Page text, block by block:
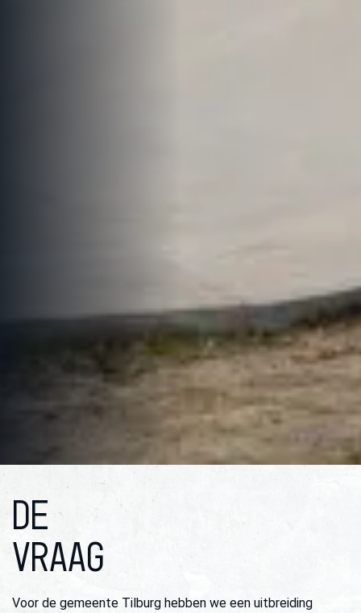
DE
VRAAG
Voor de gemeente Tilburg hebben we een uitbreiding